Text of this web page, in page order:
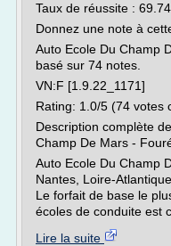
Taux de réussite :
Donnez une note à
Auto Ecole Du Champ
basé sur 74 notes.
VN:F [1.9.22_1171]
Rating: 1.0/5 (74 votes
Description complète
Champ De Mars -
Auto Ecole Du Champ
Nantes, Loire-
Le forfait de base le
écoles de conduite est
Lire la suite